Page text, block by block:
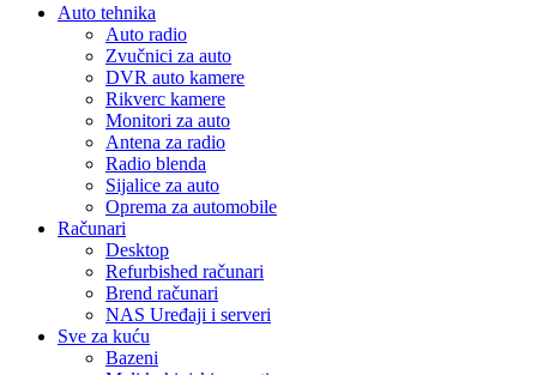
Auto tehnika
Auto radio
Zvučnici za auto
DVR auto kamere
Rikverc kamere
Monitori za auto
Antena za radio
Radio blenda
Sijalice za auto
Oprema za automobile
Računari
Desktop
Refurbished računari
Brend računari
NAS Uređaji i serveri
Sve za kuću
Bazeni